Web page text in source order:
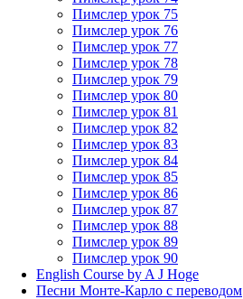
Пимслер урок 75
Пимслер урок 76
Пимслер урок 77
Пимслер урок 78
Пимслер урок 79
Пимслер урок 80
Пимслер урок 81
Пимслер урок 82
Пимслер урок 83
Пимслер урок 84
Пимслер урок 85
Пимслер урок 86
Пимслер урок 87
Пимслер урок 88
Пимслер урок 89
Пимслер урок 90
English Course by A J Hoge
Песни Монте-Карло с переводом